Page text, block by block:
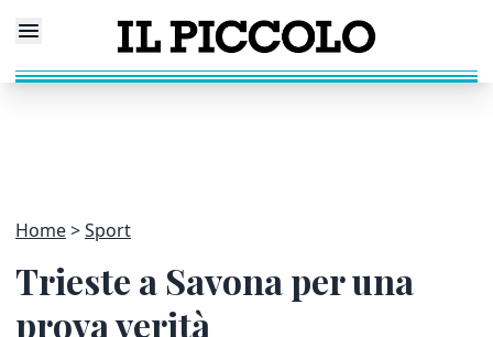
Home Sport
Trieste a Savona per una
prova verità